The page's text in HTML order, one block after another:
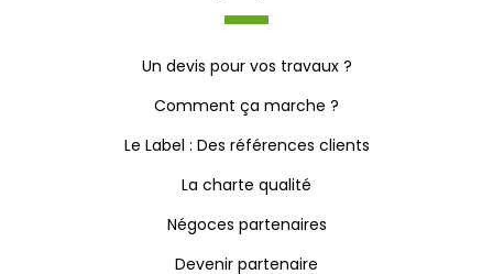
Un devis pour vos travaux ?
Comment ça marche ?
Le Label : Des références clients
La charte qualité
Négoces partenaires
Devenir partenaire